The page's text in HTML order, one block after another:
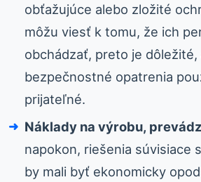
obťažujúce alebo zložité
môžu viesť k tomu, že ich
obchádzať, preto je dôležité,
bezpečnostné opatrenia
prijateľné.
Náklady na výrobu,
napokon, riešenia súvisiace
by mali byť ekonomicky